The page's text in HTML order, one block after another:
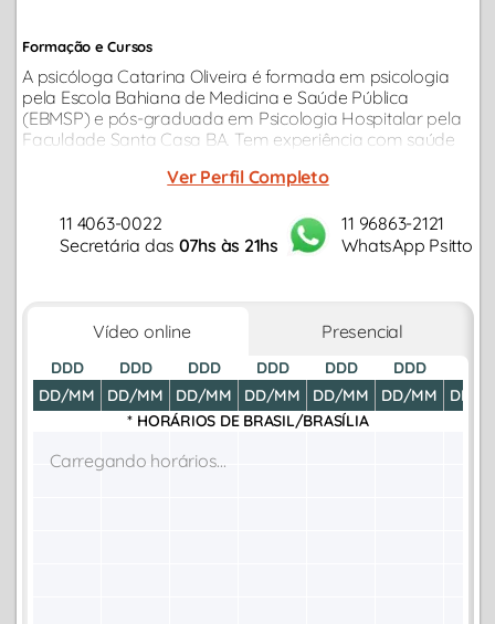
Formação e Cursos
A psicóloga Catarina Oliveira é formada em psicologia
pela Escola Bahiana de Medicina e Saúde Pública
(EBMSP) e pós-graduada em Psicologia Hospitalar pela
Faculdade Santa Casa BA. Tem experiência com saúde
ambulatório da psiquiatria...Ver Perfil Completo
11 4063-0022
Secretária das 07hs às 21hs
11 96863-2121
WhatsApp Psitto
Vídeo online Presencial
DDD
DD/MM
DDD
DD/MM
DDD
DD/MM
DDD
DD/MM
DDD
DD/MM
DDD
DD/MM
DD/
* HORÁRIOS DE BRASIL/BRASÍLIA
Carregando horários...